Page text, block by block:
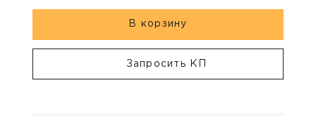
В корзину
Запросить КП